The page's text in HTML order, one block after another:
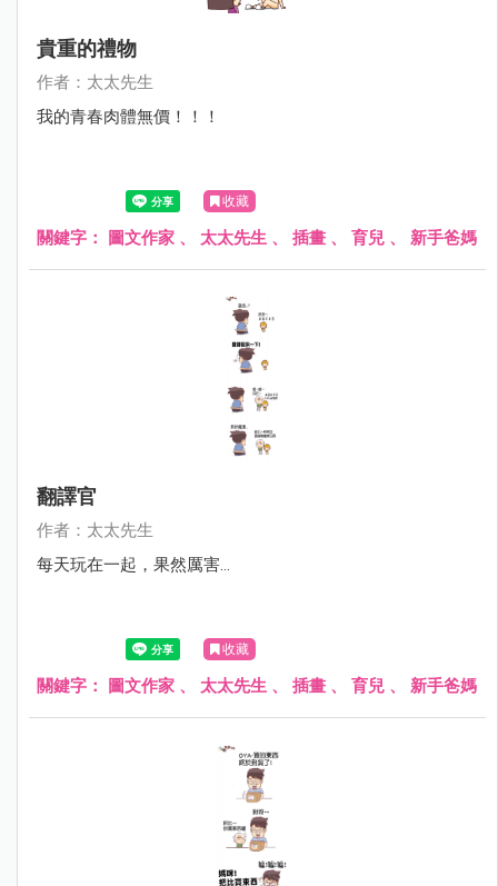
貴重的禮物
作者：太太先生
我的青春肉體無價！！！
收藏
關鍵字： 圖文作家 、 太太先生 、 插畫 、 育兒 、 新手爸媽
翻譯官
作者：太太先生
每天玩在一起，果然厲害...
收藏
關鍵字： 圖文作家 、 太太先生 、 插畫 、 育兒 、 新手爸媽